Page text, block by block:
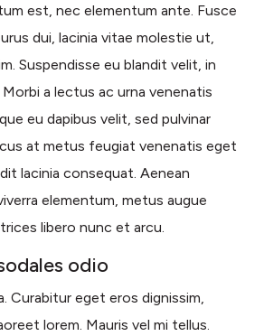
est, nec elementum ante. Fusce
dui, lacinia vitae molestie ut,
Suspendisse eu blandit velit, in
a lectus ac urna venenatis
eu dapibus velit, sed pulvinar
at metus feugiat venenatis eget
lacinia consequat. Aenean
elementum, metus augue
libero nunc et arcu.
odio
Curabitur eget eros dignissim,
lorem. Mauris vel mi tellus.